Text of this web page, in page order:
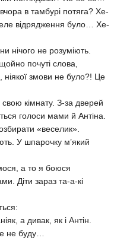
в тамбурі потяга? Хе-
відрядження було… Хе-
нічого не розуміють.
почуті слова,
ніякої змови не було?! Це
кімнату. З-за дверей
голоси мами й Антіна.
«веселик».
У шпарочку м’який
а то я боюся
Діти зараз та-а-кі
а дивак, як і Антін.
не буду…